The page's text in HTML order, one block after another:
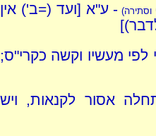
וסתירה) - ע"א [ועד (=ב') אין
לפי מעשיו וקשה כקרי"ס;
אסור לקנאות, ויש